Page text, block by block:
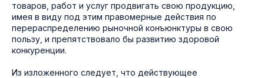
товаров, работ и услуг продвигать свою продукцию,
имея в виду под этим правомерные действия по
перераспределению рыночной конъюнктуры в свою
пользу, и препятствовало бы развитию здоровой
конкуренции.
Из изложенного следует, что действующее